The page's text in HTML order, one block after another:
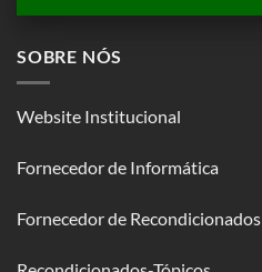
SOBRE NÓS
Website Institucional
Fornecedor de Informática
Fornecedor de Recondicionados